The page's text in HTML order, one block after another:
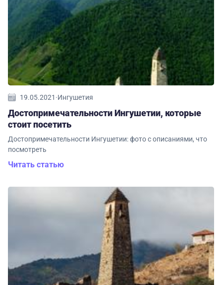
19.05.2021 ·Ингушетия
Достопримечательности Ингушетии, которые
стоит посетить
Достопримечательности Ингушетии: фото с описаниями, что
посмотреть
Читать статью